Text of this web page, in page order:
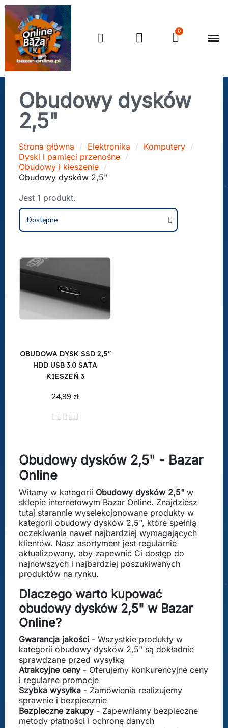
Obudowy dysków
2,5"
Strona główna Elektronika
Komputery
Dyski i pamięci przenośne
Obudowy i kieszenie
Obudowy dysków 2,5"
Jest 1 produkt.
OBUDOWA DYSK SSD 2,5''
HDD USB 3.0 SATA
KIESZEŃ 3
24,99 zł
    
Dodaj do koszyka
Obudowy dysków 2,5" - Bazar
Online
Witamy w kategorii Obudowy dysków 2,5" w
sklepie internetowym Bazar Online. Znajdziesz
tutaj starannie wyselekcjonowane produkty w
kategorii obudowy dysków 2,5", które spełnią
oczekiwania nawet najbardziej wymagających
klientów. Nasz asortyment jest regularnie
aktualizowany, aby zapewnić Ci dostęp do
najnowszych i najbardziej poszukiwanych
produktów na rynku.
Dlaczego warto kupować
obudowy dysków 2,5" w Bazar
Online?
Gwarancja jakości - Wszystkie produkty w
kategorii obudowy dysków 2,5" są dokładnie
sprawdzane przed wysyłką
Atrakcyjne ceny- Oferujemy konkurencyjne ceny
i regularne promocje
Szybka wysyłka - Zamówienia realizujemy
sprawnie i bezpiecznie
Bezpieczne zakupy- Zapewniamy bezpieczne
metody płatności i ochronę danych